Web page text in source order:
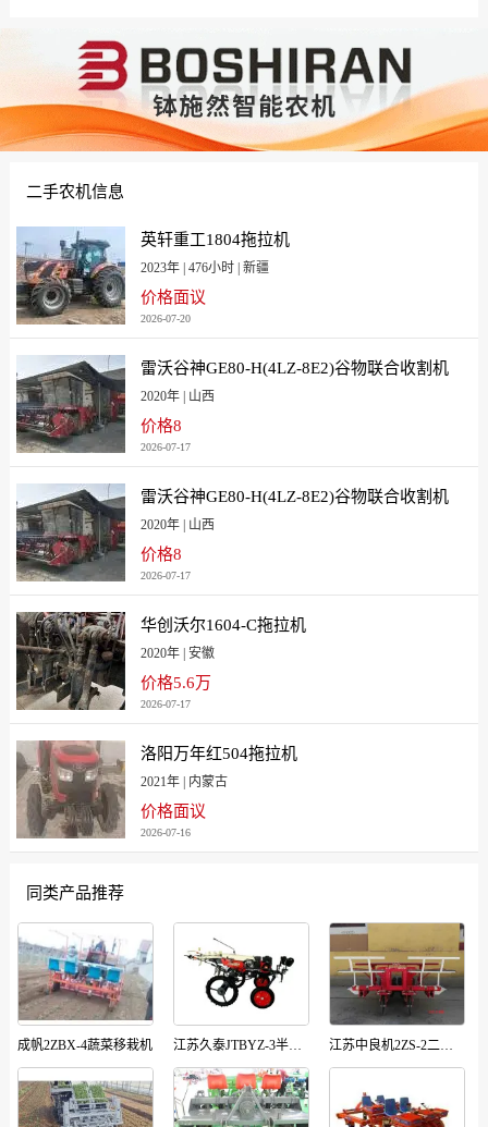
二手农机信息
英轩重工1804拖拉机
2023年 | 476小时 | 新疆
价格面议
2026-07-20
雷沃谷神GE80-H(4LZ-8E2)谷物联合收割机
2020年 | 山西
价格8
2026-07-17
雷沃谷神GE80-H(4LZ-8E2)谷物联合收割机
2020年 | 山西
价格8
2026-07-17
华创沃尔1604-C拖拉机
2020年 | 安徽
价格5.6万
2026-07-17
洛阳万年红504拖拉机
2021年 | 内蒙古
价格面议
2026-07-16
同类产品推荐
成帆2ZBX-4蔬菜移栽机 江苏久泰JTBYZ-3半自动移栽机